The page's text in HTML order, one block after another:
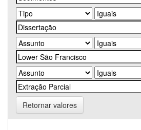
Retornar valores